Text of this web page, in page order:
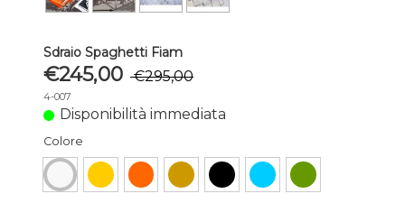
Sdraio Spaghetti Fiam
€245,00 €295,00
4-007
Disponibilità immediata
Colore